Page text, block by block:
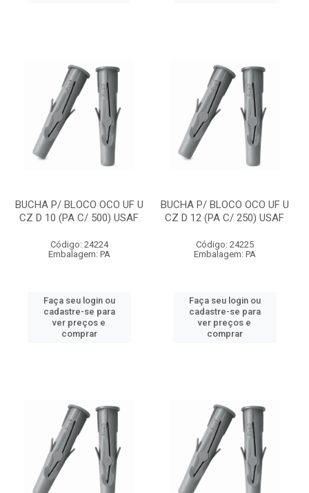
BUCHA P/ BLOCO OCO UF U
CZ D 10 (PA C/ 500) USAF
Código: 24224
Embalagem: PA
Faça seu login ou
cadastre-se para
ver preços e
comprar
BUCHA P/ BLOCO OCO UF U
CZ D 12 (PA C/ 250) USAF
Código: 24225
Embalagem: PA
Faça seu login ou
cadastre-se para
ver preços e
comprar